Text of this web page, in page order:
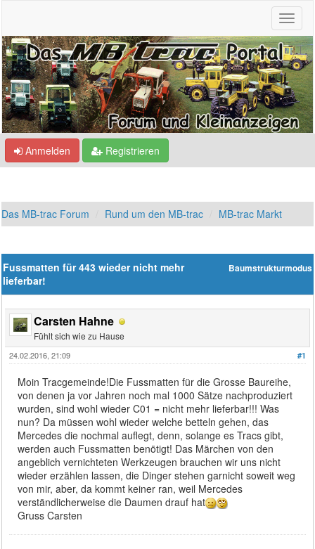
Anmelden Registrieren
Das MB-trac Forum Rund um den MB-trac MB-trac Markt
Baumstrukturmodus
Fussmatten für 443 wieder nicht mehr
lieferbar!
Carsten Hahne
Fühlt sich wie zu Hause
#1
24.02.2016, 21:09
Moin Tracgemeinde!Die Fussmatten für die Grosse Baureihe,
von denen ja vor Jahren noch mal 1000 Sätze nachproduziert
wurden, sind wohl wieder C01 = nicht mehr lieferbar!!! Was
nun? Da müssen wohl wieder welche betteln gehen, das
Mercedes die nochmal auflegt, denn, solange es Tracs gibt,
werden auch Fussmatten benötigt! Das Märchen von den
angeblich vernichteten Werkzeugen brauchen wir uns nicht
wieder erzählen lassen, die Dinger stehen garnicht soweit weg
von mir, aber, da kommt keiner ran, weil Mercedes
verständlicherweise die Daumen drauf hat
Gruss Carsten